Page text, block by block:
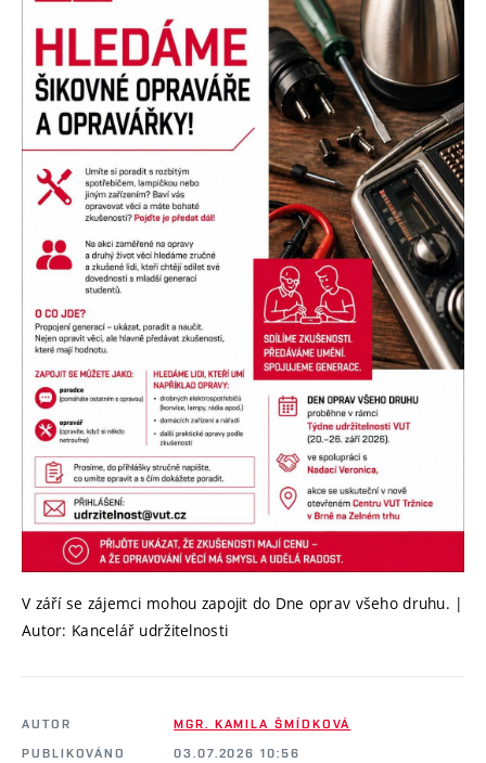
V září se zájemci mohou zapojit do Dne oprav všeho druhu. |
Autor: Kancelář udržitelnosti
AUTOR
MGR. KAMILA ŠMÍDKOVÁ
PUBLIKOVÁNO
03.07.2026 10:56